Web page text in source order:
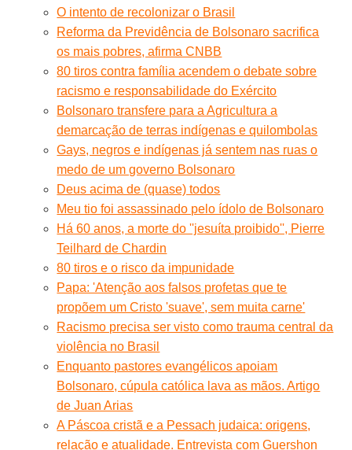
O intento de recolonizar o Brasil
Reforma da Previdência de Bolsonaro sacrifica
os mais pobres, afirma CNBB
80 tiros contra família acendem o debate sobre
racismo e responsabilidade do Exército
Bolsonaro transfere para a Agricultura a
demarcação de terras indígenas e quilombolas
Gays, negros e indígenas já sentem nas ruas o
medo de um governo Bolsonaro
Deus acima de (quase) todos
Meu tio foi assassinado pelo ídolo de Bolsonaro
Há 60 anos, a morte do ''jesuíta proibido'', Pierre
Teilhard de Chardin
80 tiros e o risco da impunidade
Papa: 'Atenção aos falsos profetas que te
propõem um Cristo 'suave', sem muita carne'
Racismo precisa ser visto como trauma central da
violência no Brasil
Enquanto pastores evangélicos apoiam
Bolsonaro, cúpula católica lava as mãos. Artigo
de Juan Arias
A Páscoa cristã e a Pessach judaica: origens,
relação e atualidade. Entrevista com Guershon